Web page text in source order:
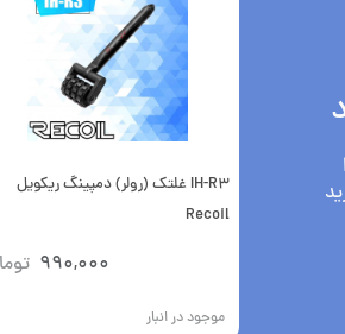
IH-R3 غلتک (رولر) دمپینگ ریکویل
Recoil
990,000
موجود در انبار